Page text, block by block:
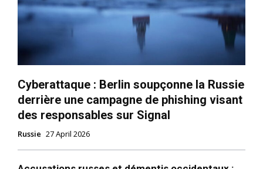
S'ABONNER MAINTENANT
Insight Publications
À propos
Nous contacter
Cyberattaque : Berlin soupçonne la Russie
derrière une campagne de phishing visant
des responsables sur Signal
Russie 27 April 2026